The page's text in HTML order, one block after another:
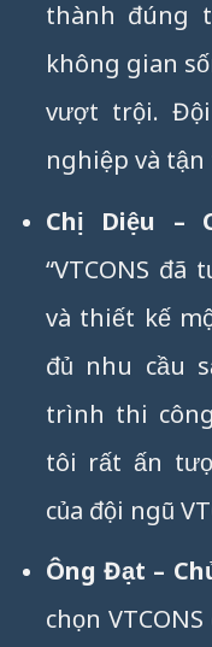
thành đúng
không gian
vượt trội. Đội
nghiệp và tận
Chị Diệu –
“VTCONS
và thiết kế
đủ nhu cầu
trình thi
tôi rất ấn
của đội ngũ
Ông Đạt –
chọn